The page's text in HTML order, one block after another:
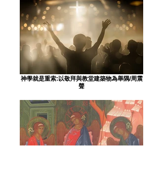
神學就是重索:以敬拜與教堂建築物為舉隅/周震
聲